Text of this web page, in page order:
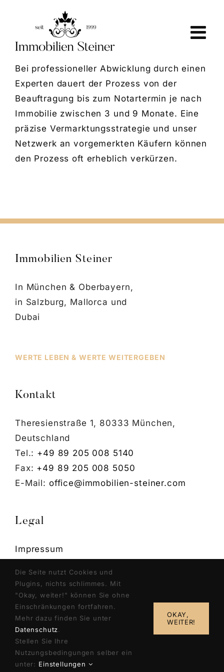
Bei professioneller Abwicklung durch einen
Experten dauert der Prozess von der
Beauftragung bis zum Notartermin je nach
Immobilie zwischen 3 und 9 Monate. Eine
präzise Vermarktungsstrategie und unser
Netzwerk an vorgemerkten Käufern können
den Prozess oft erheblich verkürzen.
Immobilien Steiner
In München & Oberbayern,
in Salzburg, Mallorca und
Dubai
WERTE LEBEN & WERTE WEITERGEBEN
Kontakt
Theresienstraße 1, 80333 München,
Deutschland
Tel.: +49 89 205 008 5140
Fax: +49 89 205 008 5050
E-Mail: office@immobilien-steiner.com
Legal
Impressum
Cookie Einstellungen
© 2026 | Immobilien Steiner
Die Seite nutzt Cookies und
Plugins, nichts schlimmes. Mit
"Okay, weiter!" können Sie ohne
Einschränkungen fortfahren.
Mehr dazu finden Sie unter
Datenschutz.
Stellen Sie Ihre
Nutzungsbedingungen selber ein
unter: Einstellungen
OKAY,
WEITER!